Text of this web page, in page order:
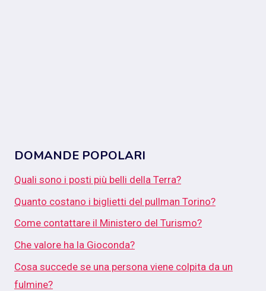
DOMANDE POPOLARI
Quali sono i posti più belli della Terra?
Quanto costano i biglietti del pullman Torino?
Come contattare il Ministero del Turismo?
Che valore ha la Gioconda?
Cosa succede se una persona viene colpita da un
fulmine?